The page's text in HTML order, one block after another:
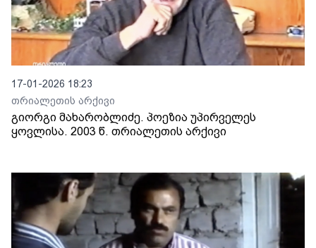
17-01-2026 18:23
თრიალეთის არქივი
გიორგი მახარობლიძე. პოეზია უპირველეს
ყოვლისა. 2003 წ. თრიალეთის არქივი